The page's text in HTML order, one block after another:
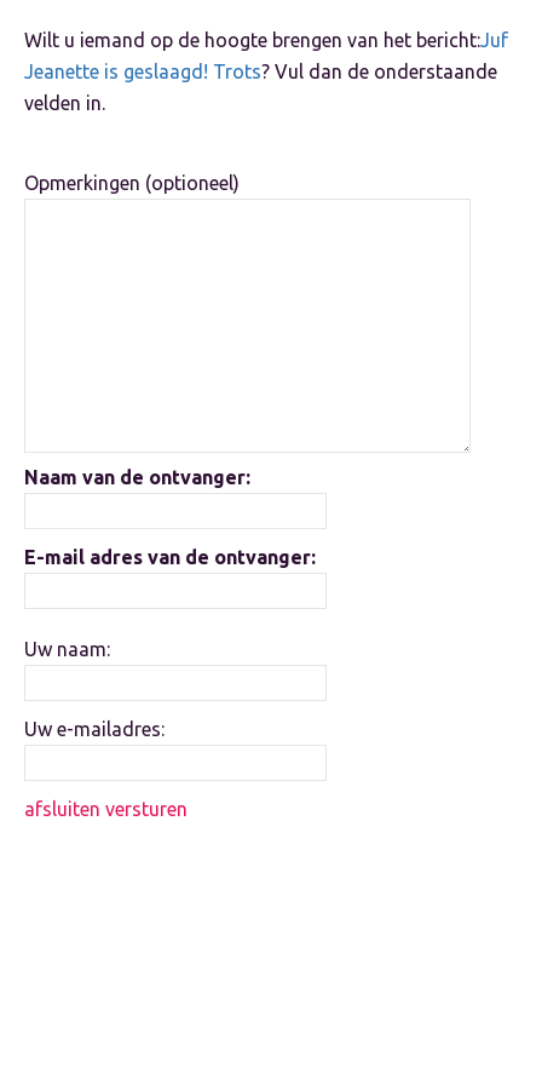
Wilt u iemand op de hoogte brengen van het bericht:Juf
Jeanette is geslaagd! Trots? Vul dan de onderstaande
velden in.
Opmerkingen (optioneel)
Naam van de ontvanger:
E-mail adres van de ontvanger:
Uw naam:
Uw e-mailadres:
afsluiten versturen